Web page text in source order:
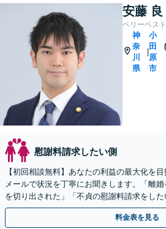
安藤 良
ベリーベス
神
奈
川
県
小
田
原
市
慰謝料請求したい側
【初回相談無料】あなたの利益の最大化を
メールで状況を丁寧にお聞きします。「離
を切り出された」「不貞の慰謝料請求をした
【リーズナブルな料金設定】
料金表を見る